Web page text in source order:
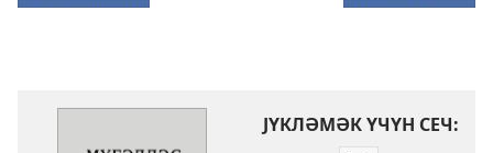
ЈҮКЛӘМӘК ҮЧҮН СЕЧ: